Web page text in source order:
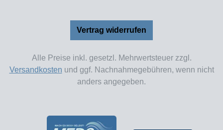
Vertrag widerrufen
Alle Preise inkl. gesetzl. Mehrwertsteuer zzgl.
Versandkosten und ggf. Nachnahmegebühren, wenn nicht
anders angegeben.